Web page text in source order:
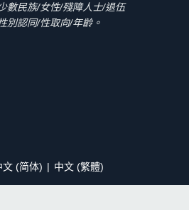
數民族/女性/殘障人士/退伍
別認同/性取向/年齡。
文 (简体) 中文 (繁體)